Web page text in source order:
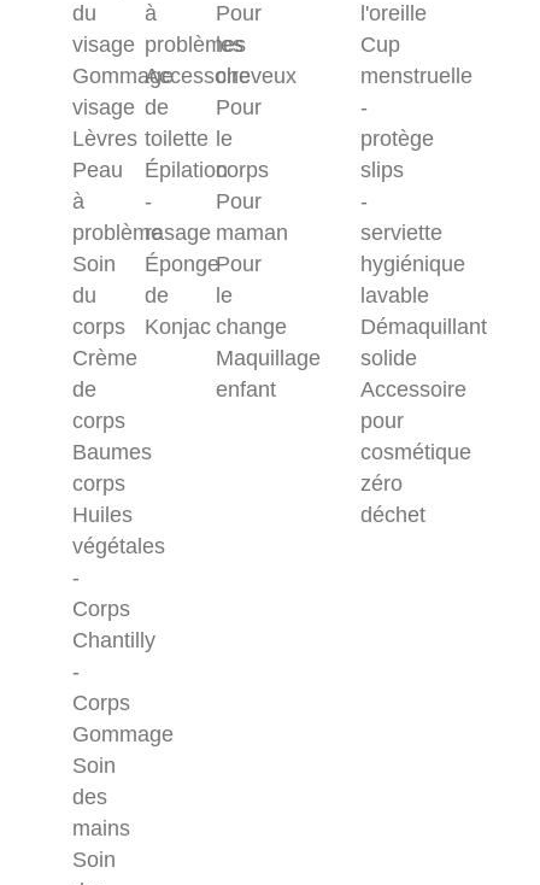
du
visage
Gommage
visage
Lèvres
Peau
à
problème
Soin
du
corps
Crème
de
corps
Baumes
corps
Huiles
végétales
-
Corps
Chantilly
-
Corps
Gommage
Soin
des
mains
Soin
à
problèmes
Accessoire
de
toilette
Épilation
-
rasage
Éponge
de
Konjac
Pour
les
cheveux
Pour
le
corps
Pour
maman
Pour
le
change
Maquillage
enfant
l'oreille
Cup
menstruelle
-
protège
slips
-
serviette
hygiénique
lavable
Démaquillant
solide
Accessoire
pour
cosmétique
zéro
déchet